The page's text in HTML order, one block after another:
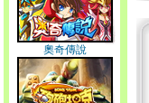
奧奇傳說